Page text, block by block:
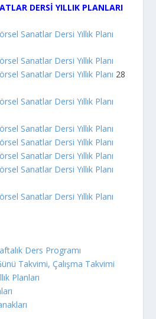
DERSİ YILLIK PLANLARI
Sanatlar Dersi Yıllık Planı
Sanatlar Dersi Yıllık Planı
Sanatlar Dersi Yıllık Planı 28
Sanatlar Dersi Yıllık Planı
Sanatlar Dersi Yıllık Planı
Sanatlar Dersi Yıllık Planı
Sanatlar Dersi Yıllık Planı
Sanatlar Dersi Yıllık Planı
Sanatlar Dersi Yıllık Planı
Ders Programı
Takvimi, Çalışma Takvimi
Planları